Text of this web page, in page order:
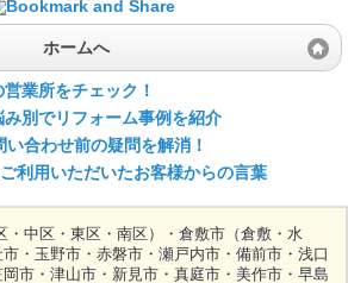
ホームへ
・中区・東区・南区）・倉敷市（倉敷・水
・玉野市・赤磐市・瀬戸内市・備前市・浅口
市・津山市・新見市・真庭市・美作市・早島